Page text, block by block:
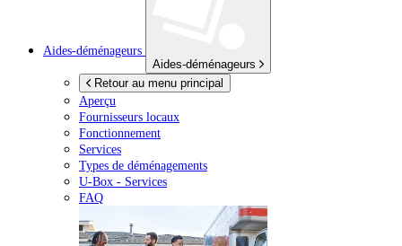
Aides-déménageurs
Aides-déménageurs
Retour au menu principal
Aperçu
Fournisseurs locaux
Fonctionnement
Services
Types de déménagements
U-Box - Services
FAQ